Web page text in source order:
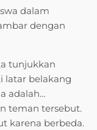
dalam
dengan
tunjukkan
latar belakang
adalah…
teman tersebut.
karena berbeda.